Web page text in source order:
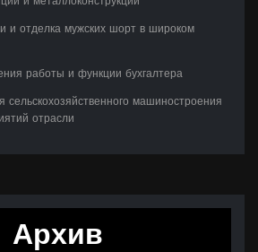
и отделка мужских шорт в широком
работы и функции бухгалтера
сельскохозяйственного машиностроения
отрасли
Архив